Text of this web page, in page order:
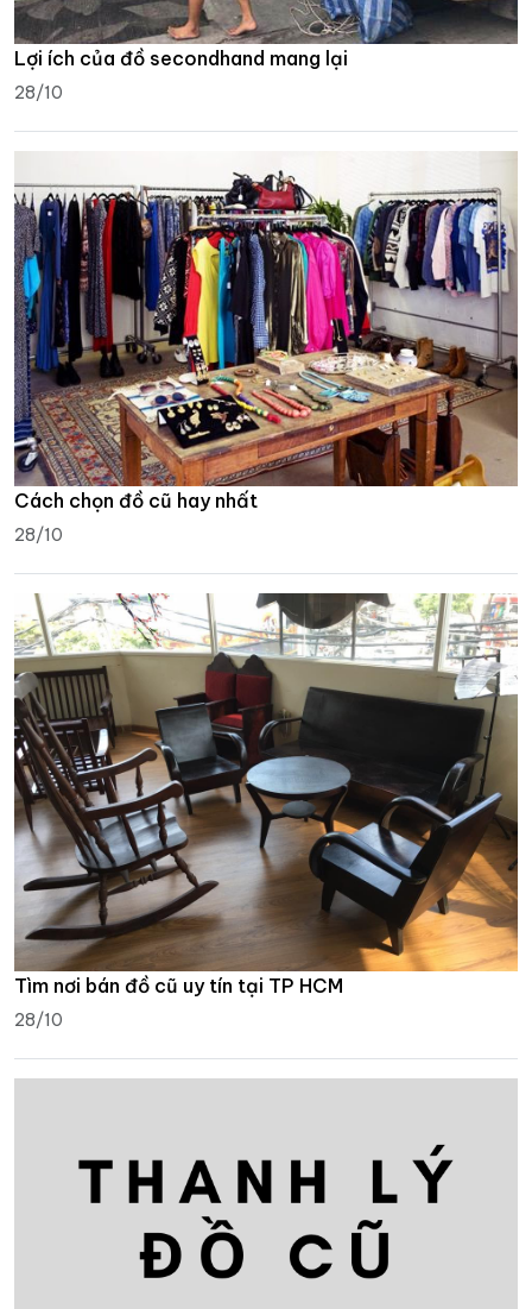
Lợi ích của đồ secondhand mang lại
28/10
Cách chọn đồ cũ hay nhất
28/10
Tìm nơi bán đồ cũ uy tín tại TP HCM
28/10